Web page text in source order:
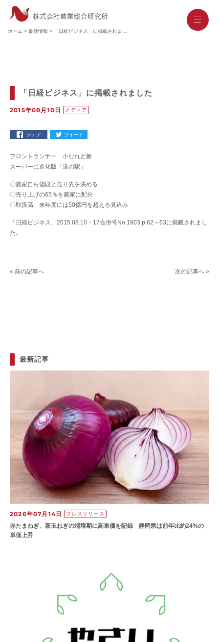
株式会社農業総合研究所
ホーム > 最新情報 >
--
「日経ビジネス」に掲載されました
2015年08月10日 メディア
シェア ツイート
フロントランナー 小なれど新
スーパーに進化版「道の駅」
〇農家自ら値段と売り先を決める
〇売り上げの65％を農家に配分
〇取扱高、来年度には50億円を超える見込み
「日経ビジネス」2015.08.10・17合併号No.1803 p.62～63に掲載されまし
た。
次の記事へ »
« 前の記事へ
最新記事
2026年07月14日 プレスリリース
赤たまねぎ、新玉ねぎの端境期に高単価を記録 静岡県は前年比約24%の
単価上昇